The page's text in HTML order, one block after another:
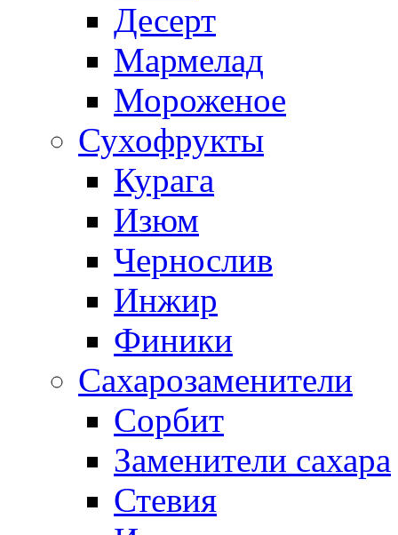
Десерт
Мармелад
Мороженое
Сухофрукты
Курага
Изюм
Чернослив
Инжир
Финики
Сахарозаменители
Сорбит
Заменители сахара
Стевия